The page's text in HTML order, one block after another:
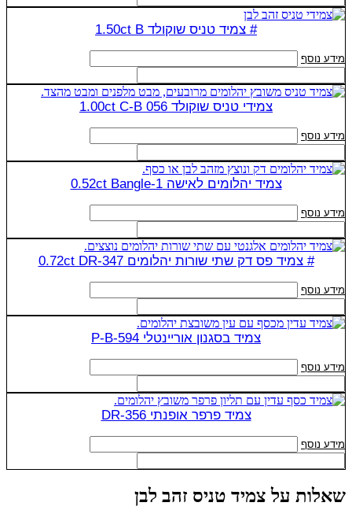
# צמיד טניס שוקולד 1.50ct B
מידע נוסף
צמידי טניס שוקולד 1.00ct C-B 056
מידע נוסף
צמיד יהלומים לאישה 0.52ct Bangle-1
מידע נוסף
# צמיד פס דק שתי שורות יהלומים 0.72ct DR-347
מידע נוסף
צמיד בסגנון אוריינטלי P-B-594
מידע נוסף
צמיד פרפר אופנתי DR-356
מידע נוסף
שאלות על צמיד טניס זהב לבן